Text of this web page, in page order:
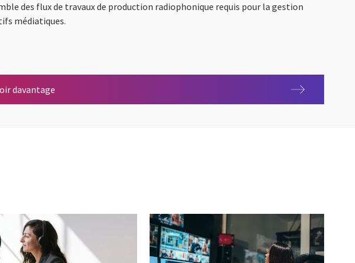
des flux de travaux de production radiophonique requis pour la gestion
médiatiques.
davantage